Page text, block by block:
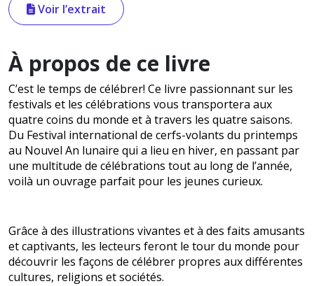
Voir l’extrait
À propos de ce livre
C’est le temps de célébrer! Ce livre passionnant sur les
festivals et les célébrations vous transportera aux
quatre coins du monde et à travers les quatre saisons.
Du Festival international de cerfs-volants du printemps
au Nouvel An lunaire qui a lieu en hiver, en passant par
une multitude de célébrations tout au long de l’année,
voilà un ouvrage parfait pour les jeunes curieux.
Grâce à des illustrations vivantes et à des faits amusants
et captivants, les lecteurs feront le tour du monde pour
découvrir les façons de célébrer propres aux différentes
cultures, religions et sociétés.